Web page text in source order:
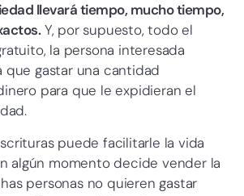
llevará tiempo, mucho tiempo,
Y, por supuesto, todo el
la persona interesada
gastar una cantidad
para que le expidieran el
puede facilitarle la vida
algún momento decide vender la
personas no quieren gastar